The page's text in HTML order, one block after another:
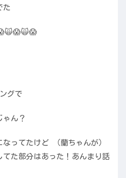
た
グで
ゃん？
ってたけど （蘭ちゃんが）
てた部分はあった！あんまり話